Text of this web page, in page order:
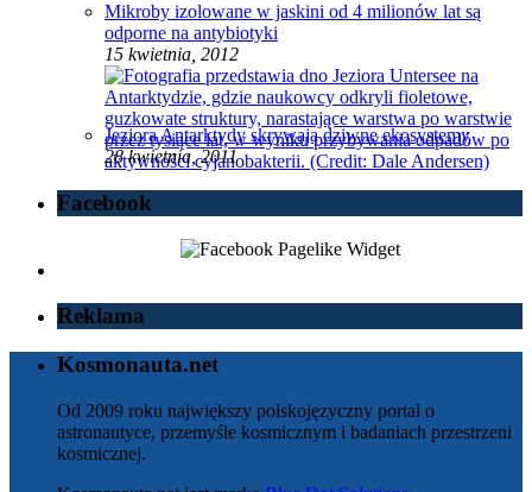
Mikroby izolowane w jaskini od 4 milionów lat są
odporne na antybiotyki
15 kwietnia, 2012
Jeziora Antarktydy skrywają dziwne ekosystemy
28 kwietnia, 2011
Facebook
Reklama
Kosmonauta.net
Od 2009 roku największy polskojęzyczny portal o
astronautyce, przemyśle kosmicznym i badaniach przestrzeni
kosmicznej.